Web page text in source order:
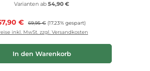
Varianten ab 54,90 €
€ Regulärer Preis:
69,95 € (17.23% gespart)
inkl. MwSt. zzgl. Versandkosten
In den Warenkorb